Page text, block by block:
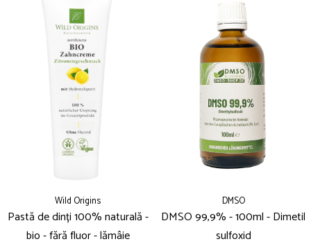
Wild Origins
Pastă de dinți 100% naturală -
bio - fără fluor - lămâie
DMSO
DMSO 99,9% - 100ml - Dimetil
sulfoxid